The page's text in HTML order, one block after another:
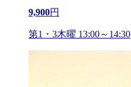
9,900円
第1・3木曜 13:00～14:30